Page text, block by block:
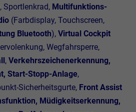
Sportlenkrad, Multifunktions-
(Farbdisplay, Touchscreen,
Bluetooth), Virtual Cockpit
Wegfahrsperre,
, Verkehrszeichenerkennung,
Start-Stopp-Anlage,
Sicherheitsgurte, Front Assist
Müdigkeitserkennung,